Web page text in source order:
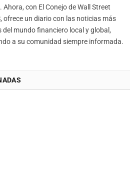
Ahora, con El Conejo de Wall Street
ofrece un diario con las noticias más
del mundo financiero local y global,
a su comunidad siempre informada.